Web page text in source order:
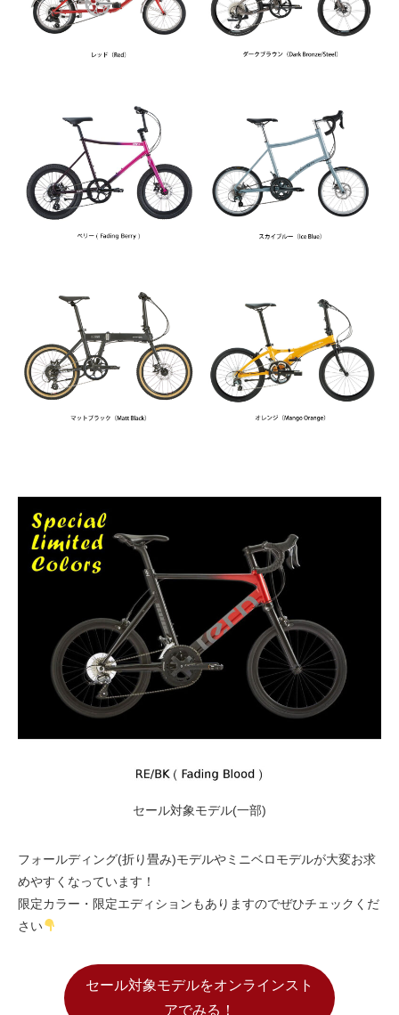
求人情報
募集中の求人情報
法人様向け割引
その他
お問い合わせ
個人情報保護
セール対象モデル(一部)
フォールディング(折り畳み)モデルやミニベロモデルが大変お求
めやすくなっています！
限定カラー・限定エディションもありますのでぜひチェックくだ
さい
セール対象モデルをオンラインスト
アでみる！